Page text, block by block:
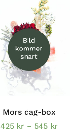
Mors dag-box
425 kr – 545 kr